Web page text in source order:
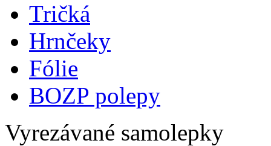
Tričká
Hrnčeky
Fólie
BOZP polepy
Vyrezávané samolepky